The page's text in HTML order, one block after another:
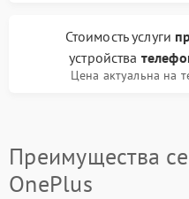
Стоимость услуги
устройства
Цена актуальна на
Преимущества
OnePlus